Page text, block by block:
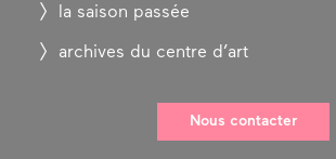
la saison passée
archives du centre d’art
Nous contacter